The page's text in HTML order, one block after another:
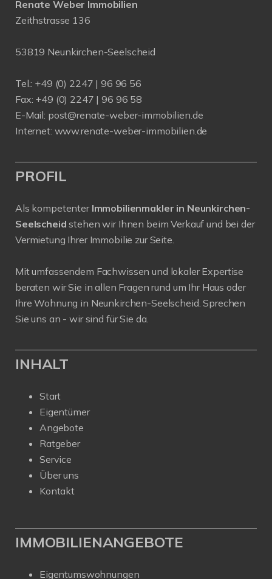
Renate Weber Immobilien
Zeithstrasse 136
53819 Neunkirchen-Seelscheid
Tel.: +49 (0) 2247 | 96 96 56
Fax: +49 (0) 2247 | 96 96 58
E-Mail: post@renate-weber-immobilien.de
Internet: www.renate-weber-immobilien.de
PROFIL
Als kompetenter Immobilienmakler in Neunkirchen-
Seelscheidstehen wir Ihnen beim Verkauf und bei der
Vermietung Ihrer Immobilie zur Seite.
Mit umfassendem Fachwissen und lokaler Expertise
beraten wir Sie in allen Fragen rund um Ihr Haus oder
Ihre Wohnung in Neunkirchen-Seelscheid. Sprechen
Sie uns an - wir sind für Sie da.
INHALT
Start
Eigentümer
Angebote
Ratgeber
Service
Über uns
Kontakt
IMMOBILIENANGEBOTE
Eigentumswohnungen